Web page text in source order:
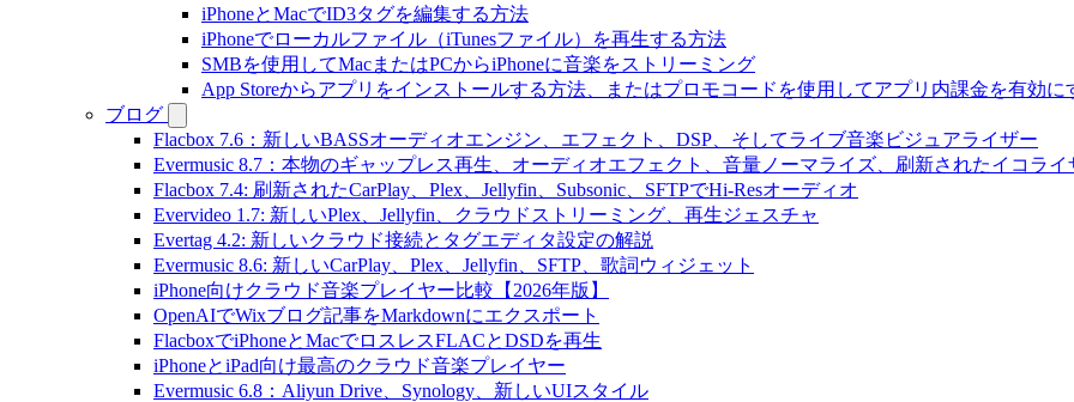
iPhoneとMacでID3タグを編集する方法
iPhoneでローカルファイル（iTunesファイル）を再生する方法
SMBを使用してMacまたはPCからiPhoneに音楽をストリーミング
App Storeからアプリをインストールする方法、またはプロモコードを使用してアプリ内課金を有効に
ブログ
Flacbox 7.6：新しいBASSオーディオエンジン、エフェクト、DSP、そしてライブ音楽ビジュアライザー
Evermusic 8.7：本物のギャップレス再生、オーディオエフェクト、音量ノーマライズ、刷新されたイコライ
Flacbox 7.4: 刷新されたCarPlay、Plex、Jellyfin、Subsonic、SFTPでHi-Resオーディオ
Evervideo 1.7: 新しいPlex、Jellyfin、クラウドストリーミング、再生ジェスチャ
Evertag 4.2: 新しいクラウド接続とタグエディタ設定の解説
Evermusic 8.6: 新しいCarPlay、Plex、Jellyfin、SFTP、歌詞ウィジェット
iPhone向けクラウド音楽プレイヤー比較【2026年版】
OpenAIでWixブログ記事をMarkdownにエクスポート
FlacboxでiPhoneとMacでロスレスFLACとDSDを再生
iPhoneとiPad向け最高のクラウド音楽プレイヤー
Evermusic 6.8：Aliyun Drive、Synology、新しいUIスタイル